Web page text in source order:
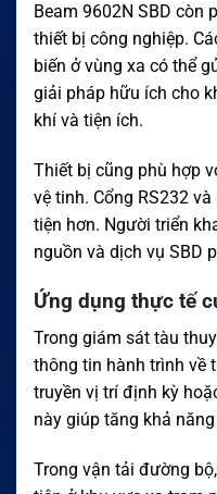
Beam 9602N SBD còn
thiết bị công nghiệp.
biến ở vùng xa có thể
giải pháp hữu ích cho
khí và tiện ích.
Thiết bị cũng phù hợp
vệ tinh. Cổng RS232
tiện hơn. Người triển
nguồn và dịch vụ SBD
Ứng dụng thực tế
Trong giám sát tàu
thông tin hành trình về
truyền vị trí định kỳ
này giúp tăng khả
Trong vận tải đường